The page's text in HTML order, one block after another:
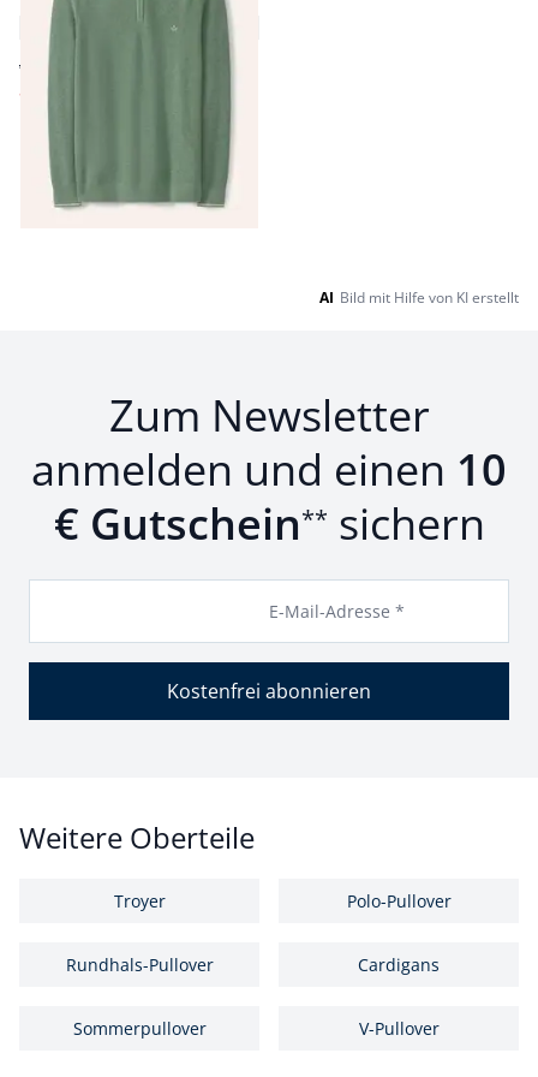
4,9 (8)
ab € 89,99
ab
Seite 1 geladen. Zeige Produkte 1 bis 9 von 9.
AI Bild mit Hilfe von KI erstellt
Zum Newsletter
anmelden und einen 10
€ Gutschein** sichern
E-Mail-Adresse *
Kostenfrei abonnieren
Weitere Oberteile
Troyer Polo-Pullover
Rundhals-Pullover Cardigans
Sommerpullover V-Pullover